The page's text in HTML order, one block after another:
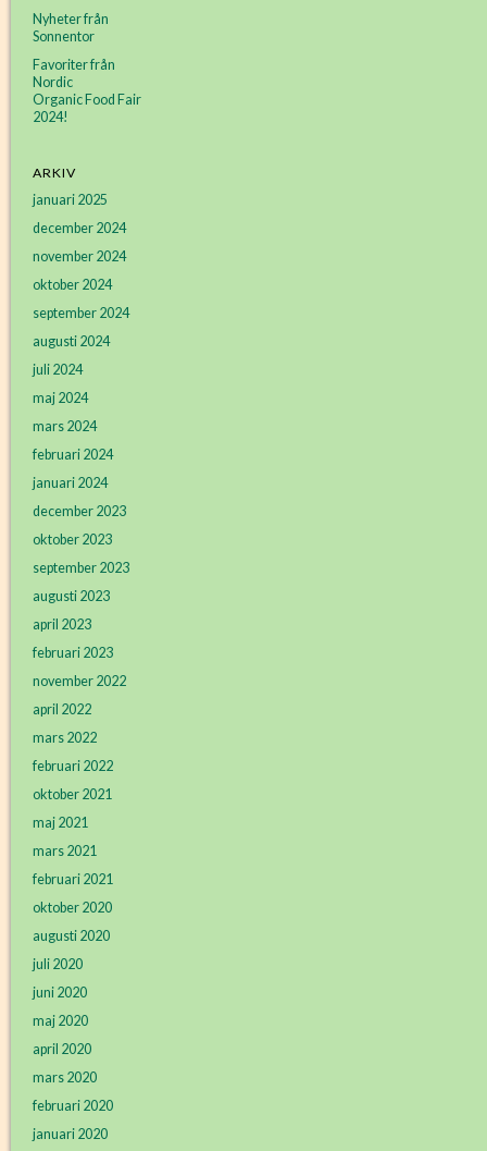
Nyheter från
Sonnentor
Favoriter från
Nordic
Organic Food Fair
2024!
ARKIV
januari 2025
december 2024
november 2024
oktober 2024
september 2024
augusti 2024
juli 2024
maj 2024
mars 2024
februari 2024
januari 2024
december 2023
oktober 2023
september 2023
augusti 2023
april 2023
februari 2023
november 2022
april 2022
mars 2022
februari 2022
oktober 2021
maj 2021
mars 2021
februari 2021
oktober 2020
augusti 2020
juli 2020
juni 2020
maj 2020
april 2020
mars 2020
februari 2020
januari 2020